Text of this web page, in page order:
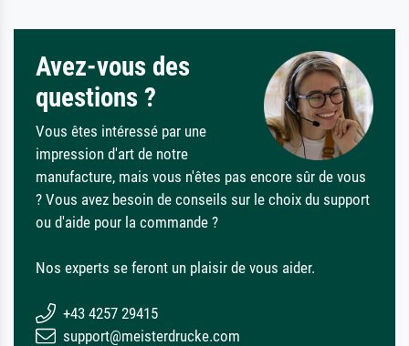
Avez-vous des
questions ?
Vous êtes intéressé par une
impression d'art de notre
manufacture, mais vous n'êtes pas encore sûr de vous
? Vous avez besoin de conseils sur le choix du support
ou d'aide pour la commande ?
Nos experts se feront un plaisir de vous aider.
+43 4257 29415
support@meisterdrucke.com